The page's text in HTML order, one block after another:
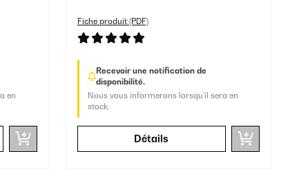
en
Fiche produit (PDF)
Recevoir une notification de
disponibilité.
Nous vous informerons lorsqu’il sera en
stock.
Détails